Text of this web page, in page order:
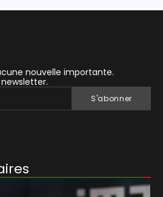
nouvelle importante.
S'abonner